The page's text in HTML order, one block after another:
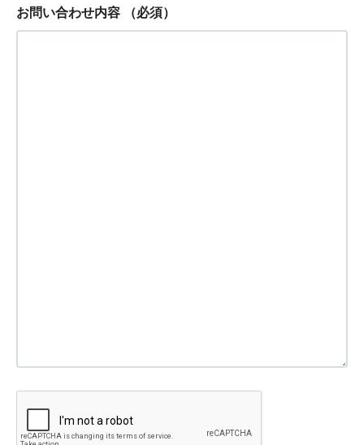
お問い合わせ内容 （必須）